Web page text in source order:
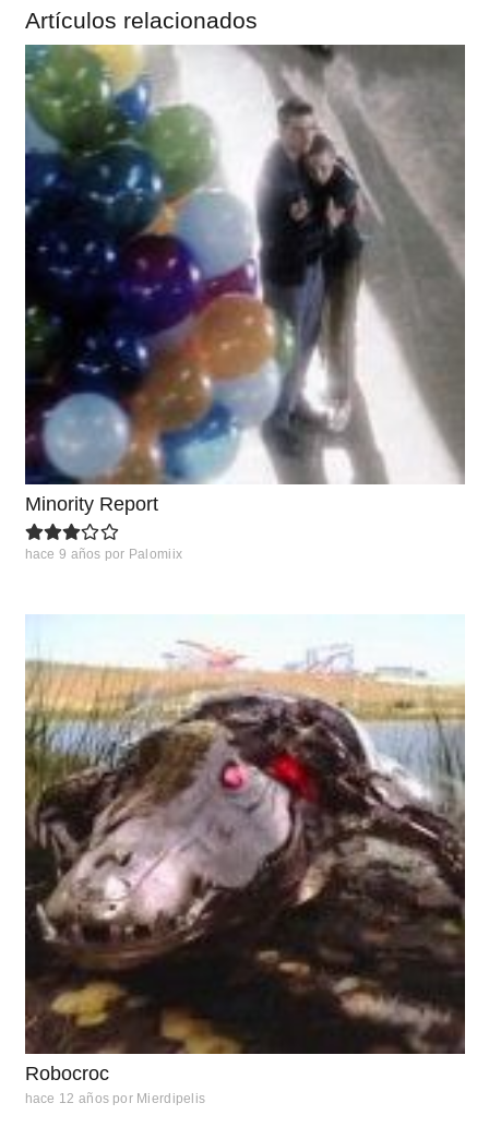
Artículos relacionados
Minority Report
hace 9 años por Palomiix
Robocroc
hace 12 años por Mierdipelis